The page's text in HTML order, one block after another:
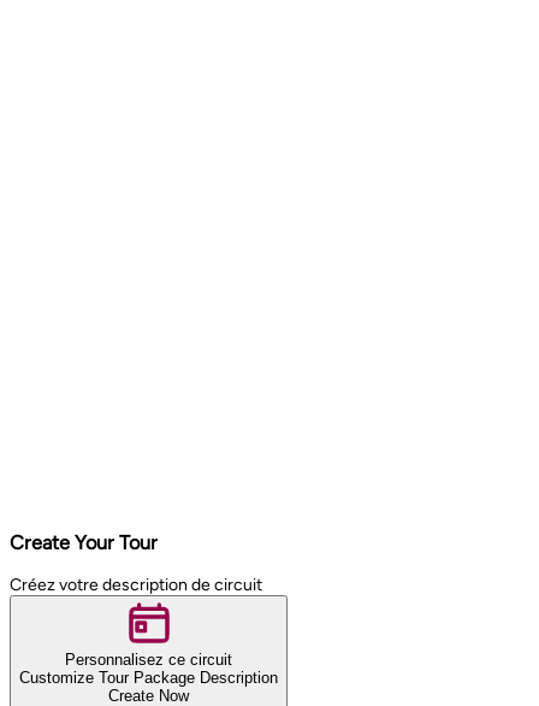
Create Your Tour
Créez votre description de circuit
Personnalisez ce circuit
Customize Tour Package Description
Create Now